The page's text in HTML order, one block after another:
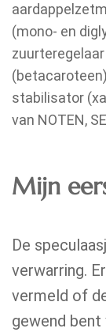
(mono- en
stabilisator
van NOTEN,
Mijn
De
verwarring.
vermeld of
gewend bent